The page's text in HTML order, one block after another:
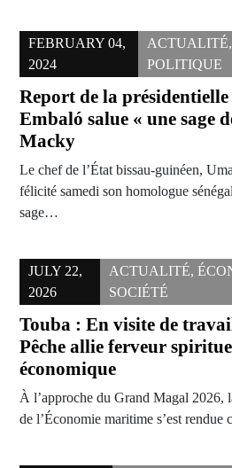
FEBRUARY 04,
2024
ACTUALITÉ,
POLITIQUE
Report de la présidentielle
Embaló salue « une sage
Macky
Le chef de l’État bissau-guinéen,
félicité samedi son homologue
sage…
JULY 22,
2026
ACTUALITÉ,
SOCIÉTÉ
Touba : En visite de
Pêche allie ferveur
économique
À l’approche du Grand Magal 2026,
de l’Économie maritime s’est